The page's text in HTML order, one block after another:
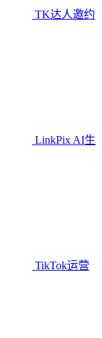
TK达人邀约
LinkPix AI生
TikTok运营